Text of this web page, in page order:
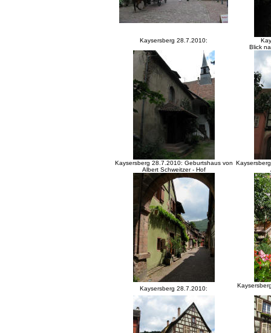
Kaysersberg 28.7.2010:
Blick
Kaysersberg 28.7.2010: Geburtshaus von
Albert Schweitzer - Hof
Kaysersberg 28.7.2010: